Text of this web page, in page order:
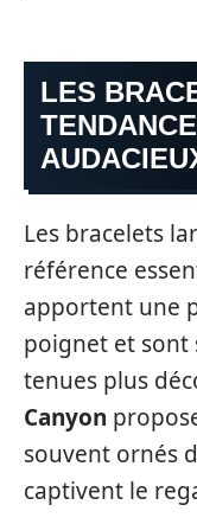
LES
Les bracelets
référence
apportent une
poignet et sont
tenues plus
Canyon
souvent ornés
captivent le